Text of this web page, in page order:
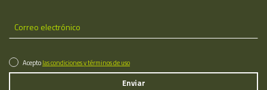
Aceptolas condiciones y términos de uso